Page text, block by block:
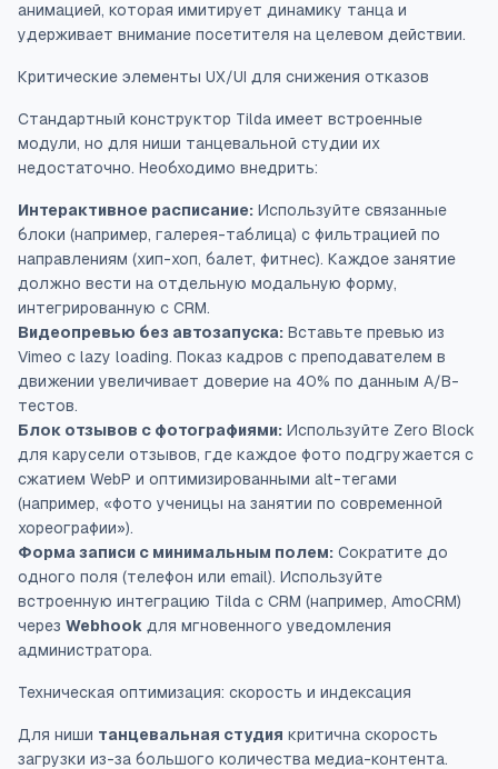
анимацией, которая имитирует динамику танца и
удерживает внимание посетителя на целевом действии.
Критические элементы UX/UI для снижения отказов
Стандартный конструктор Tilda имеет встроенные
модули, но для ниши танцевальной студии их
недостаточно. Необходимо внедрить:
Интерактивное расписание: Используйте связанные
блоки (например, галерея-таблица) с фильтрацией по
направлениям (хип-хоп, балет, фитнес). Каждое занятие
должно вести на отдельную модальную форму,
интегрированную с CRM.
Видеопревью без автозапуска: Вставьте превью из
Vimeo с lazy loading. Показ кадров с преподавателем в
движении увеличивает доверие на 40% по данным A/B-
тестов.
Блок отзывов с фотографиями: Используйте Zero Block
для карусели отзывов, где каждое фото подгружается с
сжатием WebP и оптимизированными alt-тегами
(например, «фото ученицы на занятии по современной
хореографии»).
Форма записи с минимальным полем: Сократите до
одного поля (телефон или email). Используйте
встроенную интеграцию Tilda с CRM (например, AmoCRM)
через Webhook для мгновенного уведомления
администратора.
Техническая оптимизация: скорость и индексация
Для ниши танцевальная студия критична скорость
загрузки из-за большого количества медиа-контента.